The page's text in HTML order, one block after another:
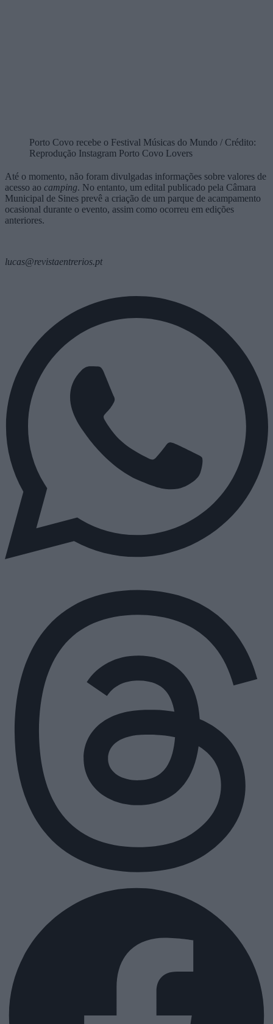
Porto Covo recebe o Festival Músicas do Mundo / Crédito:
Reprodução Instagram Porto Covo Lovers
Até o momento, não foram divulgadas informações sobre valores de
acesso ao camping. No entanto, um edital publicado pela Câmara
Municipal de Sines prevê a criação de um parque de acampamento
ocasional durante o evento, assim como ocorreu em edições
anteriores.
lucas@revistaentrerios.pt